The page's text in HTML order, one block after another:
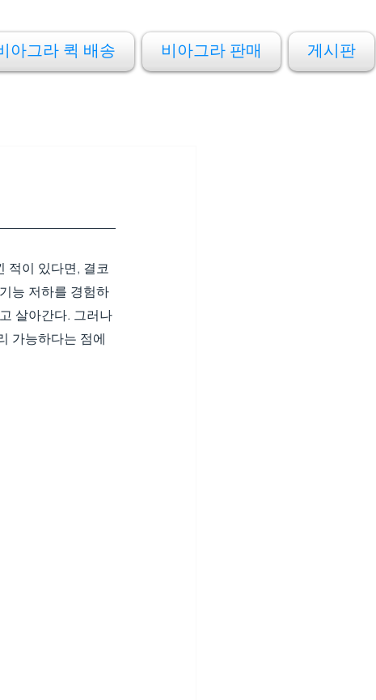
아그라 퀵 배송 비아그라 판매 게시판
적이 있다면, 결코
능 저하를 경험하
살아간다. 그러나
가능하다는 점에